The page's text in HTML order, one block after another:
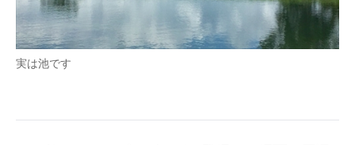
実は池です